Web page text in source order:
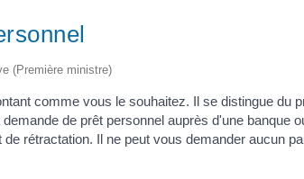
(Première ministre)
comme vous le souhaitez. Il se distingue du
de prêt personnel auprès d'une banque
rétractation. Il ne peut vous demander aucun